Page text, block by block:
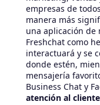
empresas de
manera más
una aplicación de
Freshchat como
interactuará y se
donde estén,
mensajería
Business Chat y
atención al